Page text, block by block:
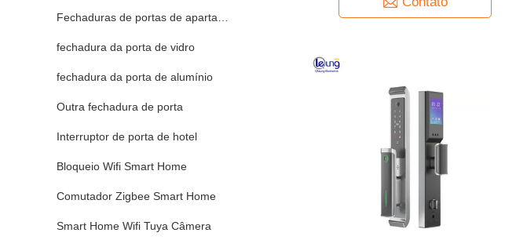
Fechaduras de portas de apartamentos
fechadura da porta de vidro
fechadura da porta de alumínio
Outra fechadura de porta
Interruptor de porta de hotel
Bloqueio Wifi Smart Home
Comutador Zigbee Smart Home
Smart Home Wifi Tuya Câmera